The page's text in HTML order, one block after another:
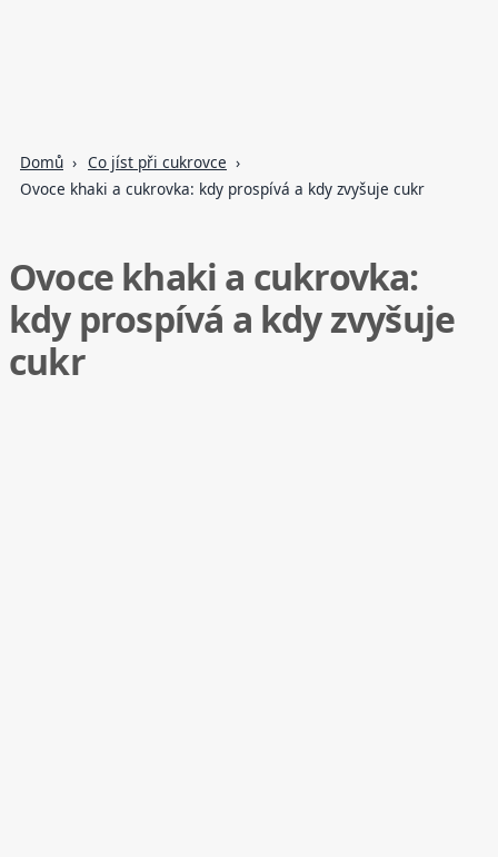
Domů
Co jíst při cukrovce
Ovoce khaki a cukrovka: kdy prospívá a kdy zvyšuje cukr
Ovoce khaki a cukrovka:
kdy prospívá a kdy zvyšuje
cukr